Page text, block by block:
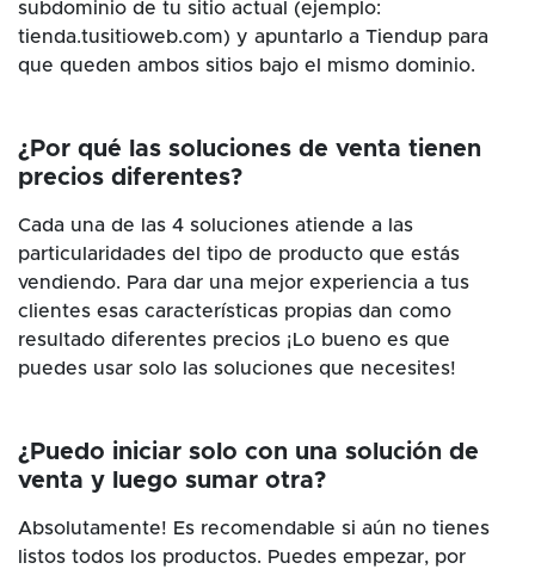
subdominio de tu sitio actual (ejemplo:
tienda.tusitioweb.com) y apuntarlo a Tiendup para
que queden ambos sitios bajo el mismo dominio.
¿Por qué las soluciones de venta tienen
precios diferentes?
Cada una de las 4 soluciones atiende a las
particularidades del tipo de producto que estás
vendiendo. Para dar una mejor experiencia a tus
clientes esas características propias dan como
resultado diferentes precios ¡Lo bueno es que
puedes usar solo las soluciones que necesites!
¿Puedo iniciar solo con una solución de
venta y luego sumar otra?
Absolutamente! Es recomendable si aún no tienes
listos todos los productos. Puedes empezar, por